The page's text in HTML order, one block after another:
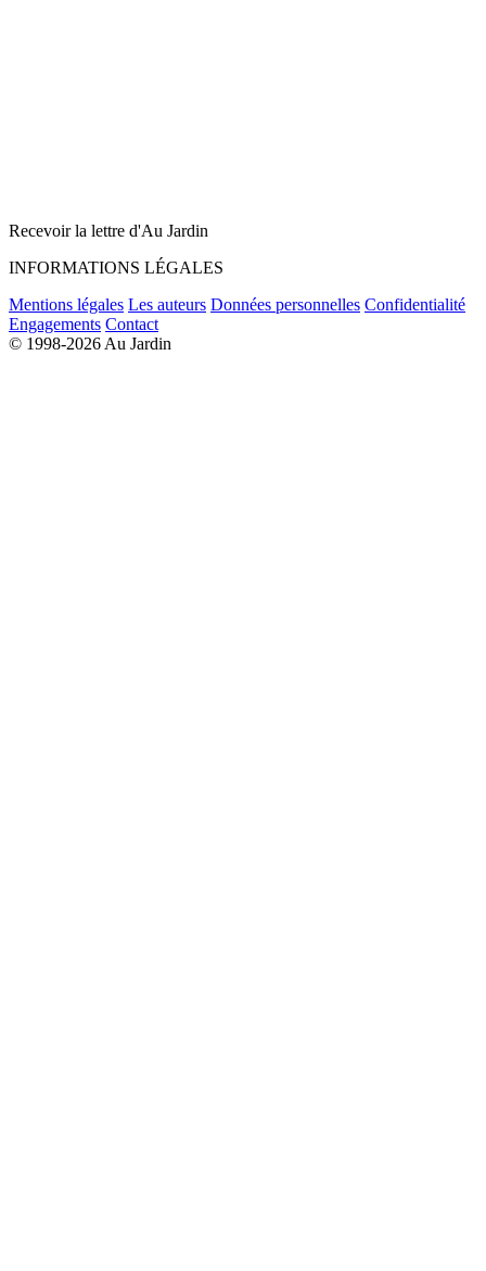
Recevoir la lettre d'Au Jardin
INFORMATIONS LÉGALES
Mentions légales Les auteurs Données personnelles Confidentialité
Engagements Contact
© 1998-2026 Au Jardin